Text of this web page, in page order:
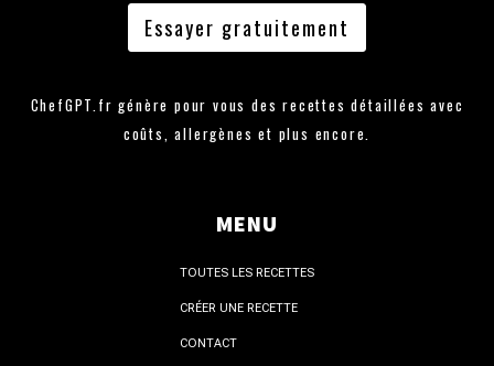
Essayer gratuitement
ChefGPT.fr génère pour vous des recettes détaillées avec
coûts, allergènes et plus encore.
MENU
TOUTES LES RECETTES
CRÉER UNE RECETTE
CONTACT